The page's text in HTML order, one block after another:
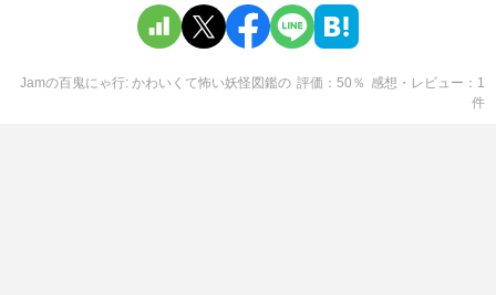
Jamの百鬼にゃ行: かわいくて怖い妖怪図鑑の 評価 50 ％ 感想・レビュー
1
件